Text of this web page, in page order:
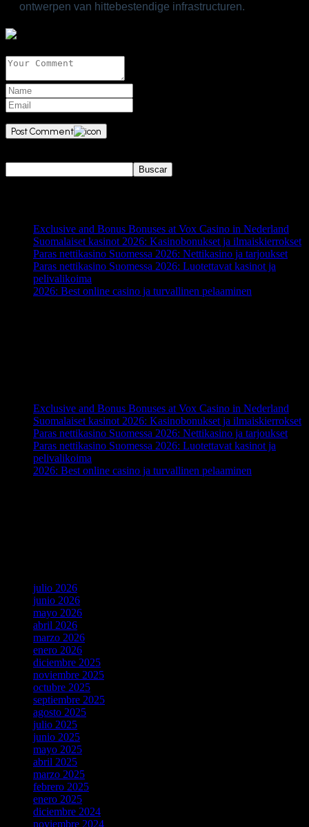
ontwerpen van hittebestendige infrastructuren.
Post Comment
Buscar
Exclusive and Bonus Bonuses at Vox Casino in Nederland
Suomalaiset kasinot 2026: Kasinobonukset ja ilmaiskierrokset
Paras nettikasino Suomessa 2026: Nettikasino ja tarjoukset
Paras nettikasino Suomessa 2026: Luotettavat kasinot ja
pelivalikoima
2026: Best online casino ja turvallinen pelaaminen
Exclusive and Bonus Bonuses at Vox Casino in Nederland
Suomalaiset kasinot 2026: Kasinobonukset ja ilmaiskierrokset
Paras nettikasino Suomessa 2026: Nettikasino ja tarjoukset
Paras nettikasino Suomessa 2026: Luotettavat kasinot ja
pelivalikoima
2026: Best online casino ja turvallinen pelaaminen
julio 2026
junio 2026
mayo 2026
abril 2026
marzo 2026
enero 2026
diciembre 2025
noviembre 2025
octubre 2025
septiembre 2025
agosto 2025
julio 2025
junio 2025
mayo 2025
abril 2025
marzo 2025
febrero 2025
enero 2025
diciembre 2024
noviembre 2024